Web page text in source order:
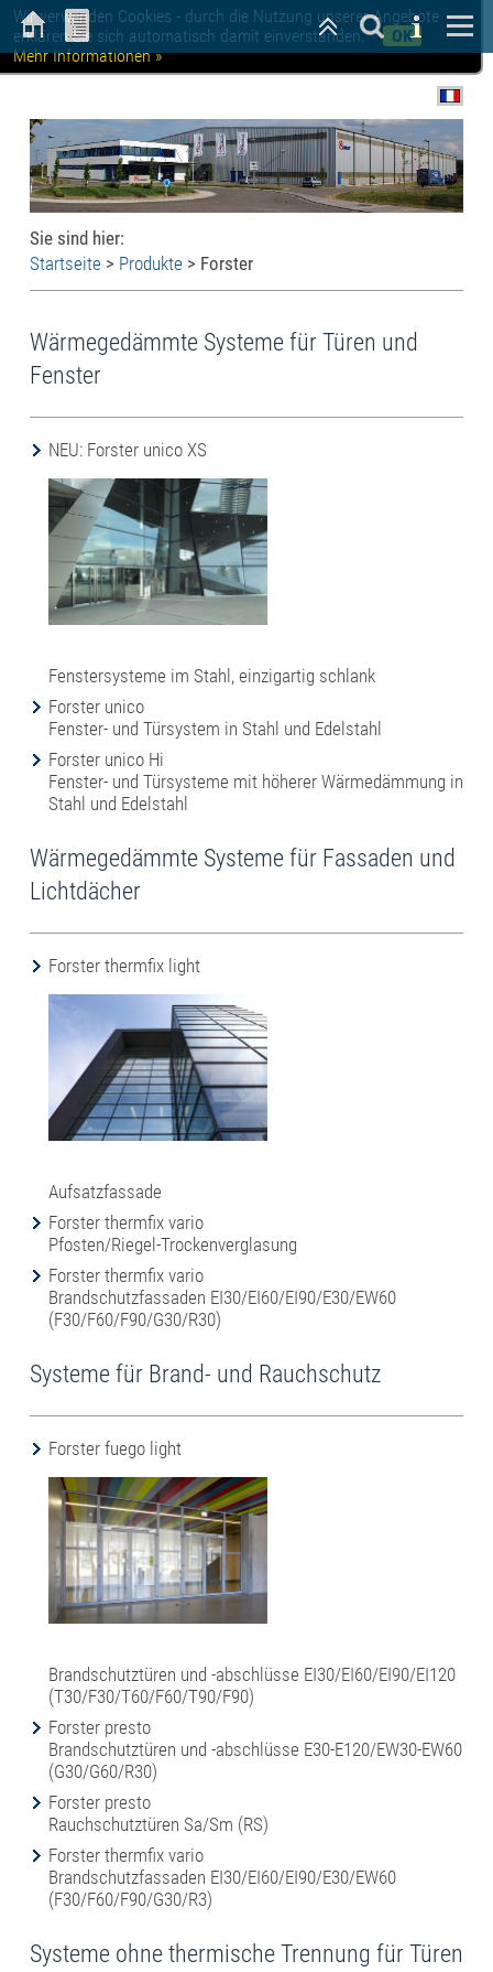
Sie sind hier:
Startseite > Produkte > Forster
Wärmegedämmte Systeme für Türen und
Fenster
NEU: Forster unico XS
Fenstersysteme im Stahl, einzigartig schlank
Forster unico
Fenster- und Türsystem in Stahl und Edelstahl
Forster unico Hi
Fenster- und Türsysteme mit höherer Wärmedämmung in
Stahl und Edelstahl
Wärmegedämmte Systeme für Fassaden und
Lichtdächer
Forster thermfix light
Aufsatzfassade
Forster thermfix vario
Pfosten/Riegel-Trockenverglasung
Forster thermfix vario
Brandschutzfassaden EI30/EI60/EI90/E30/EW60
(F30/F60/F90/G30/R30)
Systeme für Brand- und Rauchschutz
Forster fuego light
Brandschutztüren und -abschlüsse EI30/EI60/EI90/EI120
(T30/F30/T60/F60/T90/F90)
Forster presto
Brandschutztüren und -abschlüsse E30-E120/EW30-EW60
(G30/G60/R30)
Forster presto
Rauchschutztüren Sa/Sm (RS)
Forster thermfix vario
Brandschutzfassaden EI30/EI60/EI90/E30/EW60
(F30/F60/F90/G30/R3)
Systeme ohne thermische Trennung für Türen
Wir verwenden Cookies - durch die Nutzung unserer Angebote
erklären Sie sich automatisch damit einverstanden.
OK
Mehr Informationen »